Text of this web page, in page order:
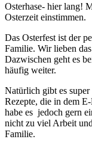
Osterhase- hier lang!
Osterzeit einstimmen.
Das Osterfest ist der
Familie. Wir lieben
Dazwischen geht es
häufig weiter.
Natürlich gibt es
Rezepte, die in dem
habe es jedoch gern
nicht zu viel Arbeit
Familie.